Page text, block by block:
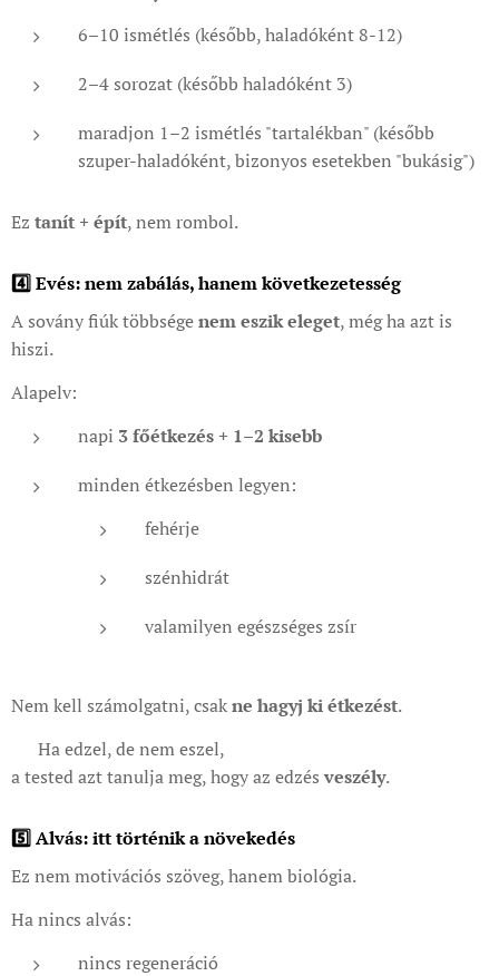
6–10 ismétlés (később, haladóként 8-12)
2–4 sorozat (később haladóként 3)
maradjon 1–2 ismétlés "tartalékban" (később
szuper-haladóként, bizonyos esetekben "bukásig")
Ez tanít + épít, nem rombol.
4️⃣ Evés: nem zabálás, hanem következetesség
A sovány fiúk többségenem eszik eleget, még ha azt is
hiszi.
Alapelv:
napi 3 főétkezés + 1–2 kisebb
minden étkezésben legyen:
fehérje
szénhidrát
valamilyen egészséges zsír
Nem kell számolgatni, csakne hagyj ki étkezést.
👉 Ha edzel, de nem eszel,
a tested azt tanulja meg, hogy az edzésveszély.
5️⃣ Alvás: itt történik a növekedés
Ez nem motivációs szöveg, hanem biológia.
Ha nincs alvás:
nincs regeneráció